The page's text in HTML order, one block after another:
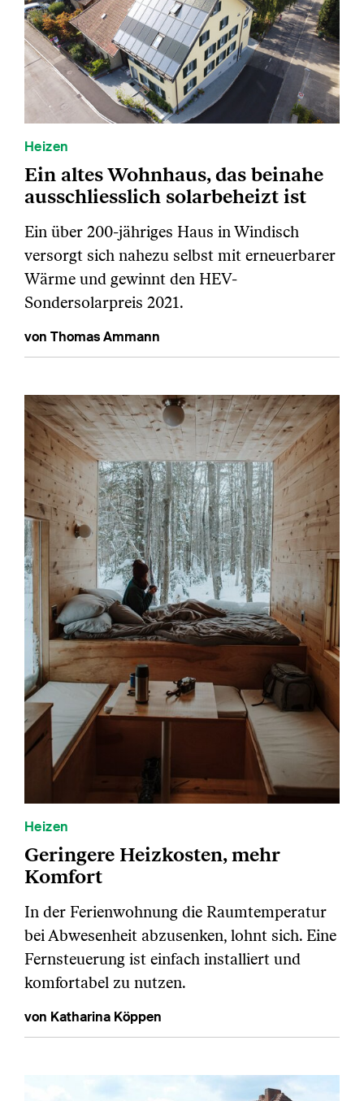
Heizen
Ein altes Wohnhaus, das beinahe
ausschliesslich solarbeheizt ist
Ein über 200-jähriges Haus in Windisch
versorgt sich nahezu selbst mit erneuerbarer
Wärme und gewinnt den HEV-
Sondersolarpreis 2021.
von Thomas Ammann
Heizen
Geringere Heizkosten, mehr
Komfort
In der Ferienwohnung die Raumtemperatur
bei Abwesenheit abzusenken, lohnt sich. Eine
Fernsteuerung ist einfach installiert und
komfortabel zu nutzen.
von Katharina Köppen